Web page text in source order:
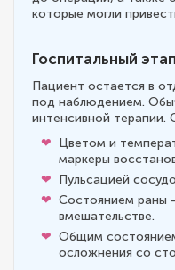
которые могли
Госпитальный этап
Пациент остается в
под наблюдением.
интенсивной терапии.
Цветом и
маркеры
Пульсацией
Состоянием раны
вмешательстве.
Общим
осложнения со